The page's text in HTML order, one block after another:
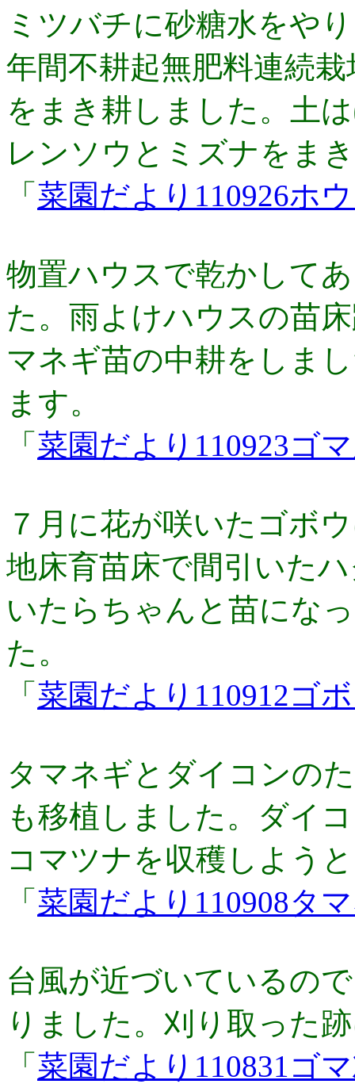
ミツバチに砂糖水をや
年間不耕起無肥料連続
をまき耕しました。土
レンソウとミズナをま
「 菜園だより110926ホ
物置ハウスで乾かして
た。雨よけハウスの苗
マネギ苗の中耕をしま
ます。
「 菜園だより110923ゴ
７月に花が咲いたゴボ
地床育苗床で間引いた
いたらちゃんと苗にな
た。
「 菜園だより110912ゴ
タマネギとダイコンの
も移植しました。ダイ
コマツナを収穫しよう
「 菜園だより110908タ
台風が近づいているの
りました。刈り取った
「 菜園だより110831ゴ